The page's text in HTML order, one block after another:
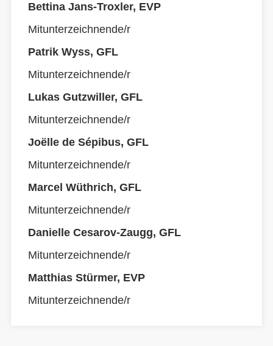
Bettina Jans-Troxler, EVP
Mitunterzeichnende/r
Patrik Wyss, GFL
Mitunterzeichnende/r
Lukas Gutzwiller, GFL
Mitunterzeichnende/r
Joëlle de Sépibus, GFL
Mitunterzeichnende/r
Marcel Wüthrich, GFL
Mitunterzeichnende/r
Danielle Cesarov-Zaugg, GFL
Mitunterzeichnende/r
Matthias Stürmer, EVP
Mitunterzeichnende/r